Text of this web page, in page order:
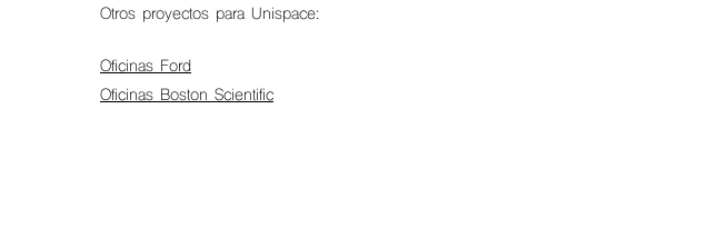
Otros proyectos para Unispace:
Oficinas Ford
Oficinas Boston Scientific